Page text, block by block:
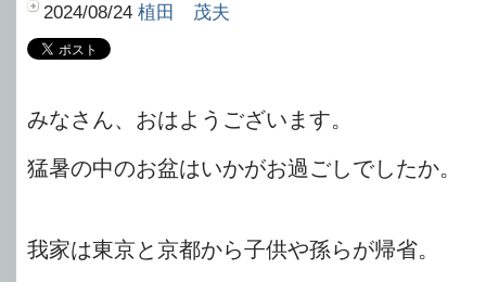
2024/08/24 植田 茂夫
みなさん、おはようございます。
猛暑の中のお盆はいかがお過ごしでしたか。
我家は東京と京都から子供や孫らが帰省。